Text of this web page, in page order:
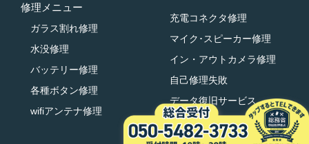
修理メニュー
ガラス割れ修理
水没修理
バッテリー修理
各種ボタン修理
wifiアンテナ修理
充電コネクタ修理
マイク･スピーカー修理
イン・アウトカメラ修理
自己修理失敗
データ復旧サービス